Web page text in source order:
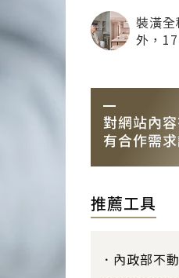
裝潢
外，
推薦工具
內政部不